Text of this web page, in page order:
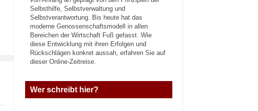
Selbsthilfe, Selbstverwaltung und
Selbstverantwortung. Bis heute hat das
moderne Genossenschaftsmodell in allen
Bereichen der Wirtschaft Fuß gefasst. Wie
diese Entwicklung mit ihren Erfolgen und
Rückschlägen konkret aussah, erfahren Sie auf
dieser Online-Zeitreise.
Wer schreibt hier?